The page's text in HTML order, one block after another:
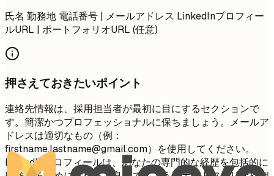
氏名 勤務地 電話番号 | メールアドレス LinkedInプロフィー
ルURL | ポートフォリオURL (任意)
押さえておきたいポイント
連絡先情報は、採用担当者が最初に目にするセクションで
す。簡潔かつプロフェッショナルに保ちましょう。メールア
ドレスは適切なもの（例：
firstname.lastname@gmail.com）を使用してください。
LinkedInプロフィールは、あなたの専門的な経歴を包括的に